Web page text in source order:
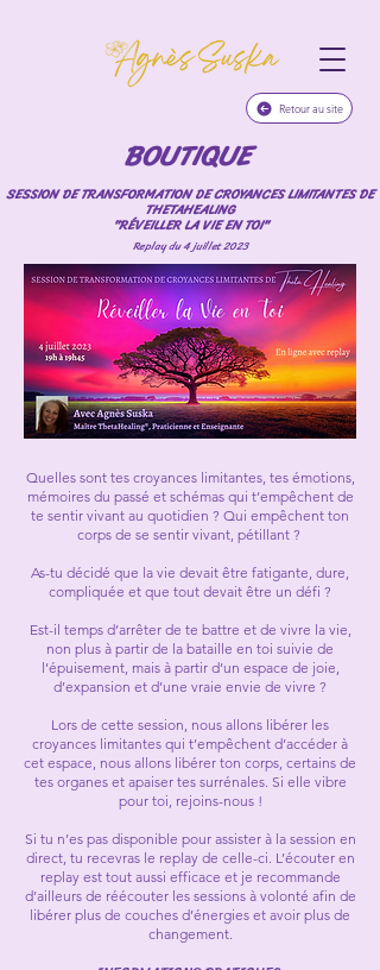
BOUTIQUE
Retour au site
SESSION DE TRANSFORMATION DE CROYANCES LIMITANTES DE
THETAHEALING
"RÉVEILLER LA VIE EN TOI"
Replay du 4 juillet 2023
Quelles sont tes croyances limitantes, tes émotions,
mémoires du passé et schémas qui t’empêchent de
te sentir vivant au quotidien ? Qui empêchent ton
corps de se sentir vivant, pétillant ?
As-tu décidé que la vie devait être fatigante, dure,
compliquée et que tout devait être un défi ?
Est-il temps d’arrêter de te battre et de vivre la vie,
non plus à partir de la bataille en toi suivie de
l’épuisement, mais à partir d’un espace de joie,
d’expansion et d’une vraie envie de vivre ?
Lors de cette session, nous allons libérer les
croyances limitantes qui t’empêchent d’accéder à
cet espace, nous allons libérer ton corps, certains de
tes organes et apaiser tes surrénales. Si elle vibre
pour toi, rejoins-nous !
Si tu n’es pas disponible pour assister à la session en
direct, tu recevras le replay de celle-ci. L’écouter en
replay est tout aussi efficace et je recommande
d’ailleurs de réécouter les sessions à volonté afin de
libérer plus de couches d’énergies et avoir plus de
changement.